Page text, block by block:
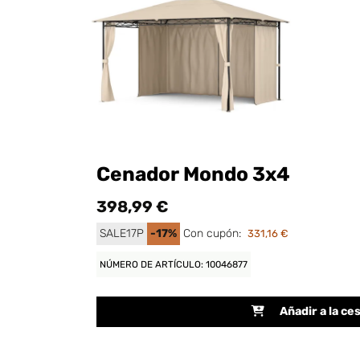
Cenador Mondo 3x4
398,99 €
SALE17P -17% Con cupón: 331,16 €
NÚMERO DE ARTÍCULO: 10046877
Añadir a la